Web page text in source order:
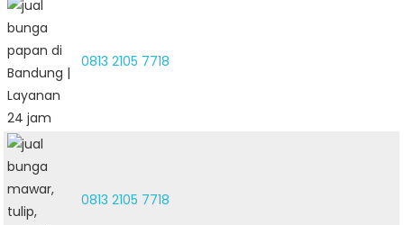
0813 2105 7718
0813 2105 7718